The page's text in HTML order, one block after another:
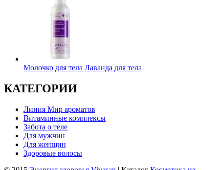
Молочко для тела Лаванда для тела
КАТЕГОРИИ
Линия Мир ароматов
Витаминные комплексы
Забота о теле
Для мужчин
Для женщин
Здоровые волосы